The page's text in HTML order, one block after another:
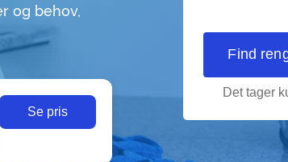
og behov,
Se pris
Find
Det tager